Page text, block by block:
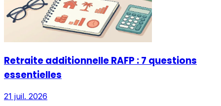
Retraite additionnelle RAFP : 7 questions
essentielles
21 juil. 2026